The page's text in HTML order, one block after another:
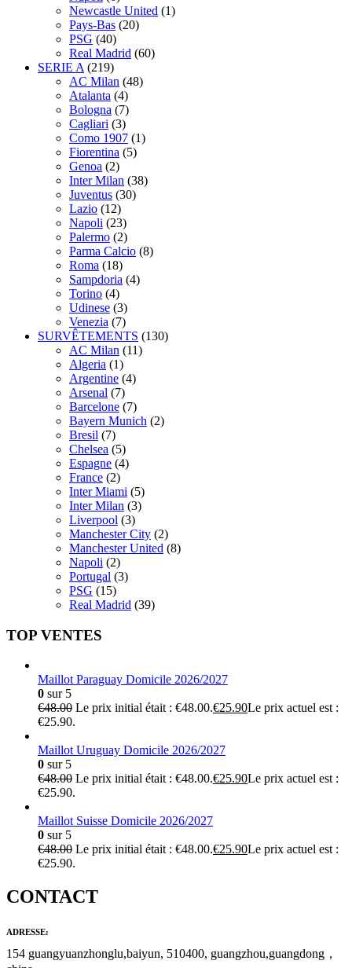
Newcastle United (1)
Pays-Bas (20)
PSG (40)
Real Madrid (60)
SERIE A (219)
AC Milan (48)
Atalanta (4)
Bologna (7)
Cagliari (3)
Como 1907 (1)
Fiorentina (5)
Genoa (2)
Inter Milan (38)
Juventus (30)
Lazio (12)
Napoli (23)
Palermo (2)
Parma Calcio (8)
Roma (18)
Sampdoria (4)
Torino (4)
Udinese (3)
Venezia (7)
SURVÊTEMENTS (130)
AC Milan (11)
Algeria (1)
Argentine (4)
Arsenal (7)
Barcelone (7)
Bayern Munich (2)
Bresil (7)
Chelsea (5)
Espagne (4)
France (2)
Inter Miami (5)
Inter Milan (3)
Liverpool (3)
Manchester City (2)
Manchester United (8)
Napoli (2)
Portugal (3)
PSG (15)
Real Madrid (39)
TOP VENTES
Maillot Paraguay Domicile 2026/2027
0 sur 5
€48.00 Le prix initial était : €48.00.€25.90Le prix actuel est :
€25.90.
Maillot Uruguay Domicile 2026/2027
0 sur 5
€48.00 Le prix initial était : €48.00.€25.90Le prix actuel est :
€25.90.
Maillot Suisse Domicile 2026/2027
0 sur 5
€48.00 Le prix initial était : €48.00.€25.90Le prix actuel est :
€25.90.
CONTACT
ADRESSE:
154 guangyuanzhonglu,baiyun, 510400, guangzhou,guangdong，